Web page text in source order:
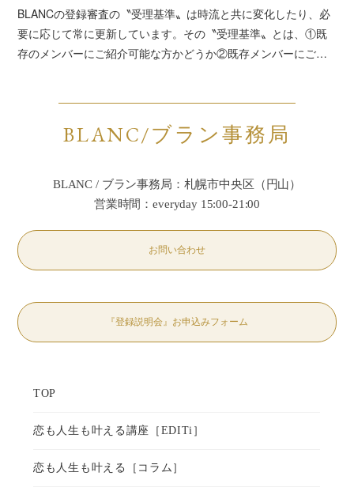
BLANCの登録審査の〝受理基準〟は時流と共に変化したり、必
要に応じて常に更新しています。その〝受理基準〟とは、①既
存のメンバーにご紹介可能な方かどうか②既存メンバーにご…
BLANC/ブラン事務局
BLANC / ブラン事務局：札幌市中央区（円山）
営業時間：everyday 15:00-21:00
お問い合わせ
『登録説明会』お申込みフォーム